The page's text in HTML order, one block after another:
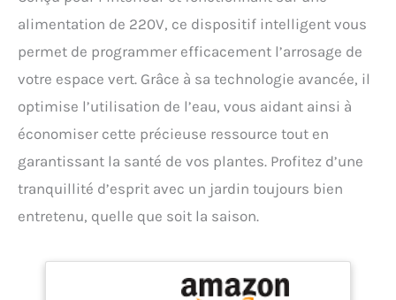
alimentation de 220V, ce dispositif intelligent vous
permet de programmer efficacement l’arrosage de
votre espace vert. Grâce à sa technologie avancée, il
optimise l’utilisation de l’eau, vous aidant ainsi à
économiser cette précieuse ressource tout en
garantissant la santé de vos plantes. Profitez d’une
tranquillité d’esprit avec un jardin toujours bien
entretenu, quelle que soit la saison.